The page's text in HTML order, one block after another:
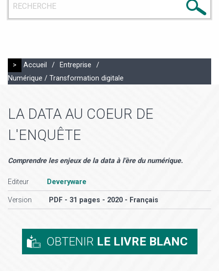
> Accueil / Entreprise
/
Numérique / Transformation digitale
LA DATA AU COEUR DE
L'ENQUÊTE
Comprendre les enjeux de la data à l'ère du numérique.
Editeur Deveryware
Version PDF - 31 pages - 2020 - Français
OBTENIR LE LIVRE BLANC